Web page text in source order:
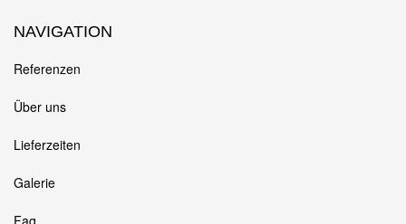
NAVIGATION
Referenzen
Über uns
Lieferzeiten
Galerie
Faq